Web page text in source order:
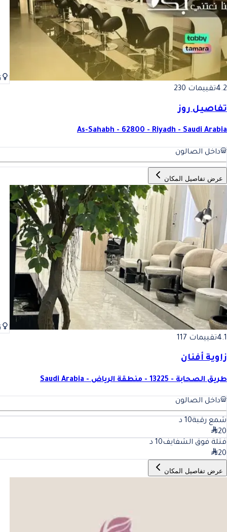
4.2تقييمات 230
تفاصيل روز
As-Sahabh - 62800 - Riyadh - Saudi Arabia
داخل الصالون
عرض تفاصيل المكان
4.1تقييمات 117
زاوية أفنان
طريق الصحابة - 13225 - منطقة الرياض - Saudi Arabia
داخل الصالون
شمع رقبة10 د
20
فتلة فوق الشفايف10 د
20
عرض تفاصيل المكان